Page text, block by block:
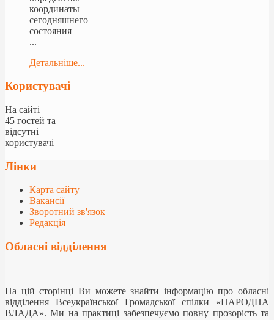
координаты
сегодняшнего
состояния
...
Детальніше...
Користувачі
На сайті
45 гостей та
відсутні
користувачі
Лінки
Карта сайту
Вакансії
Зворотний зв'язок
Редакція
Обласні відділення
На цій сторінці Ви можете знайти інформацію про обласні
відділення Всеукраїнської Громадської спілки «НАРОДНА
ВЛАДА». Ми на практиці забезпечуємо повну прозорість та